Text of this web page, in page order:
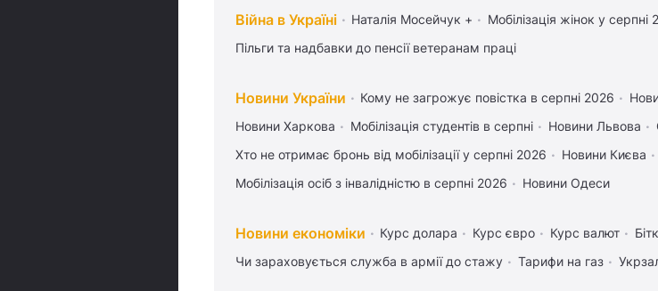
Війна в Україні Наталія Мосейчук + Мобілізація жінок у серпні
Пільги та надбавки до пенсії ветеранам праці
Новини України Кому не загрожує повістка в серпні 2026
Новини Харкова
Мобілізація студентів в серпні Новини Львова
Хто не отримає бронь від мобілізації у серпні 2026
Новини Києва
Мобілізація осіб з інвалідністю в серпні 2026
Новини Одеси
Новини економіки Курс долара Курс євро Курс валют
Чи зараховується служба в армії до стажу
Тарифи на газ